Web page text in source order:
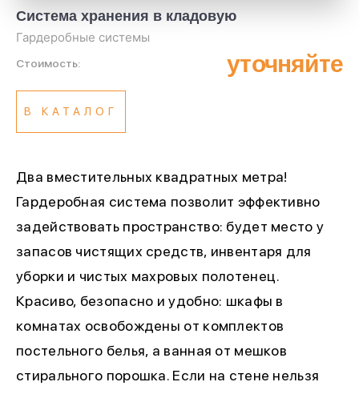
Система хранения в кладовую
Гардеробные системы
Стоимость: уточняйте
В КАТАЛОГ
Два вместительных квадратных метра!
Гардеробная система позволит эффективно
задействовать пространство: будет место у
запасов чистящих средств, инвентаря для
уборки и чистых махровых полотенец.
Красиво, безопасно и удобно: шкафы в
комнатах освобождены от комплектов
постельного белья, а ванная от мешков
стирального порошка. Если на стене нельзя